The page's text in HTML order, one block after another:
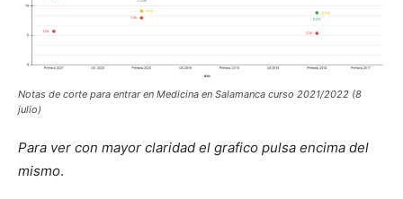
Notas de corte para entrar en Medicina en Salamanca curso 2021/2022 (8
julio)
Para ver con mayor claridad el grafico pulsa encima del
mismo.